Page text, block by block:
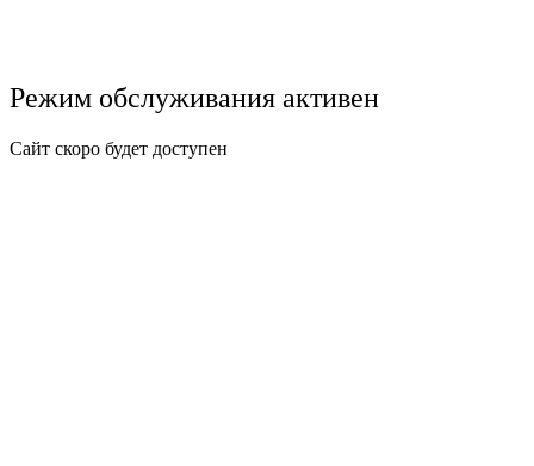
Режим обслуживания активен
Сайт скоро будет доступен